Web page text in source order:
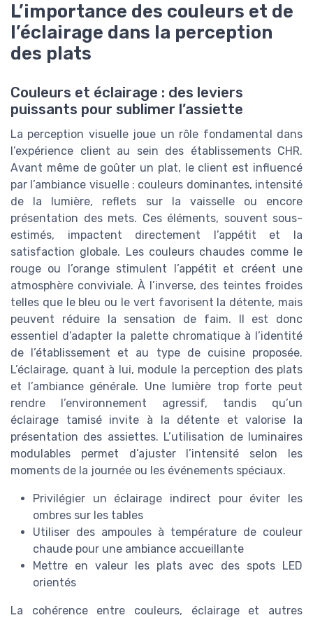
L’importance des couleurs et de
l’éclairage dans la perception
des plats
Couleurs et éclairage : des leviers
puissants pour sublimer l’assiette
La perception visuelle joue un rôle fondamental dans
l’expérience client au sein des établissements CHR.
Avant même de goûter un plat, le client est influencé
par l’ambiance visuelle : couleurs dominantes, intensité
de la lumière, reflets sur la vaisselle ou encore
présentation des mets. Ces éléments, souvent sous-
estimés, impactent directement l’appétit et la
satisfaction globale. Les couleurs chaudes comme le
rouge ou l’orange stimulent l’appétit et créent une
atmosphère conviviale. À l’inverse, des teintes froides
telles que le bleu ou le vert favorisent la détente, mais
peuvent réduire la sensation de faim. Il est donc
essentiel d’adapter la palette chromatique à l’identité
de l’établissement et au type de cuisine proposée.
L’éclairage, quant à lui, module la perception des plats
et l’ambiance générale. Une lumière trop forte peut
rendre l’environnement agressif, tandis qu’un
éclairage tamisé invite à la détente et valorise la
présentation des assiettes. L’utilisation de luminaires
modulables permet d’ajuster l’intensité selon les
moments de la journée ou les événements spéciaux.
Privilégier un éclairage indirect pour éviter les
ombres sur les tables
Utiliser des ampoules à température de couleur
chaude pour une ambiance accueillante
Mettre en valeur les plats avec des spots LED
orientés
La cohérence entre couleurs, éclairage et autres